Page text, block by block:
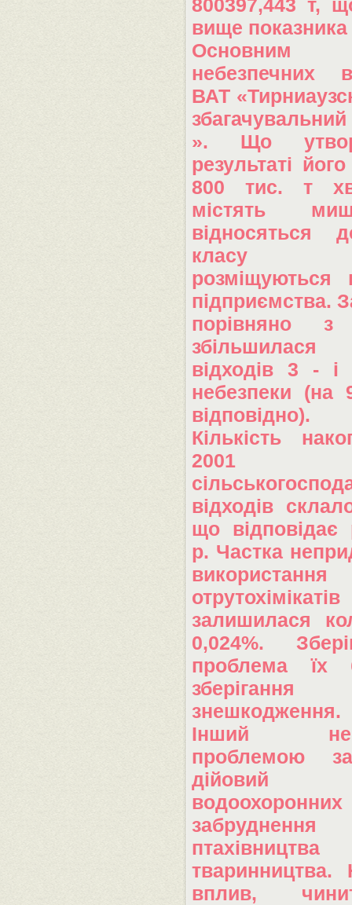
800397,443 т,
вище показника
Основним
небезпечних
ВАТ
». Що
результаті
800 тис. т
містять
відносяться
класу
розміщуються
підприємства.
порівняно
збільшилася
відходів 3 - і
небезпеки (на
відповідно).
Кількість
відходів
що відповідає
р. Частка
використання
отрутохімікатів
залишилася
0,024%.
проблема їх
знешкодження.
Інший
проблемою
дійовий
забруднення
тваринництва.
вплив,